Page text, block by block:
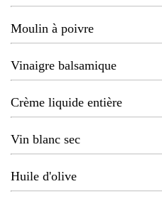
Moulin à poivre
Vinaigre balsamique
Crème liquide entière
Vin blanc sec
Huile d'olive